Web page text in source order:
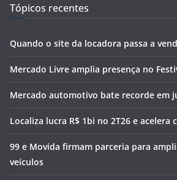
Tópicos recentes
Quando o site da locadora passa a
Mercado Livre amplia presença no
Mercado automotivo bate recorde em
Localiza lucra R$ 1bi no 2T26 e acelera
99 e Movida firmam parceria para
veículos